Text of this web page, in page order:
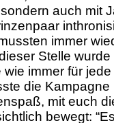
auch mit
immer
Stelle
wie immer für
die
mit euch
bewegt: